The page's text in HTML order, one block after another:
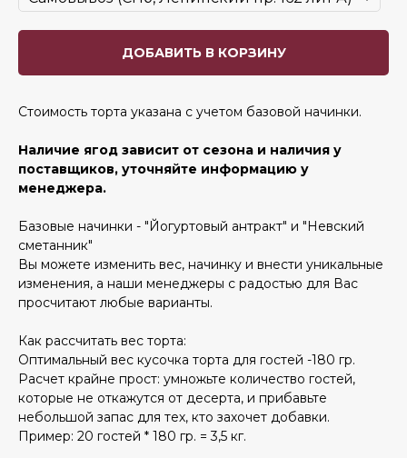
ДОБАВИТЬ В КОРЗИНУ
Стоимость торта указана с учетом базовой начинки.
Наличие ягод зависит от сезона и наличия у
поставщиков, уточняйте информацию у
менеджера.
Базовые начинки - "Йогуртовый антракт" и "Невский
сметанник"
Вы можете изменить вес, начинку и внести уникальные
изменения, а наши менеджеры с радостью для Вас
просчитают любые варианты.
Как рассчитать вес торта:
Оптимальный вес кусочка торта для гостей -180 гр.
Расчет крайне прост: умножьте количество гостей,
которые не откажутся от десерта, и прибавьте
небольшой запас для тех, кто захочет добавки.
Пример: 20 гостей * 180 гр. = 3,5 кг.